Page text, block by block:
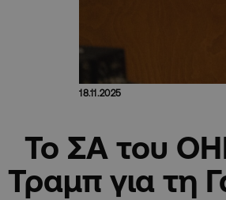
18.11.2025
Το ΣΑ του
Τραμπ για τη